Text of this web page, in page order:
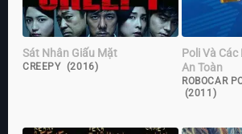
Sát Nhân Giấu Mặt
CREEPY (2016)
Poli Và
An Toàn
ROBOCAR
(2011)